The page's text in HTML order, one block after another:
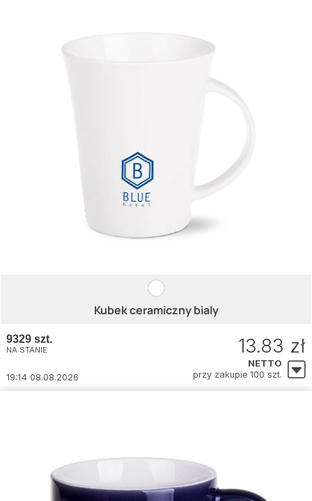
Kubek ceramiczny bialy
9329 szt.
NA STANIE
19:14 08.08.2026
13.83 zł
NETTO
przy zakupie 100 szt.